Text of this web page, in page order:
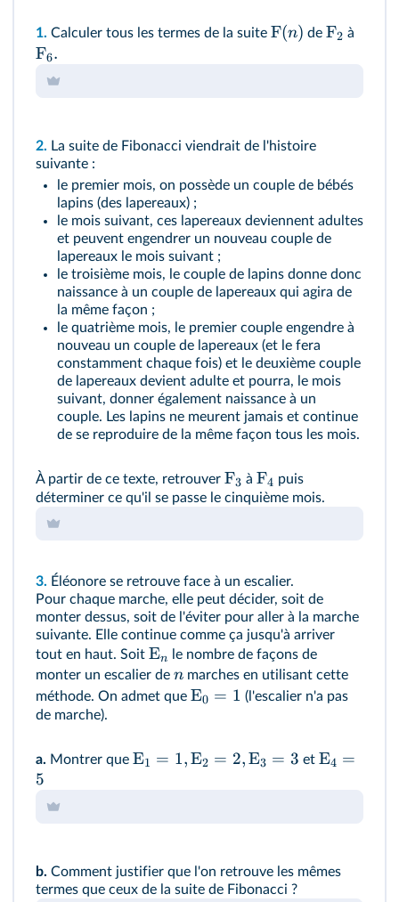
1. Calculer tous les termes de la suite F(n) de F2 à
F6.
2. La suite de Fibonacci viendrait de l'histoire
suivante :
le premier mois, on possède un couple de bébés
lapins (des lapereaux) ;
le mois suivant, ces lapereaux deviennent adultes
et peuvent engendrer un nouveau couple de
lapereaux le mois suivant ;
le troisième mois, le couple de lapins donne donc
naissance à un couple de lapereaux qui agira de
la même façon ;
le quatrième mois, le premier couple engendre à
nouveau un couple de lapereaux (et le fera
constamment chaque fois) et le deuxième couple
de lapereaux devient adulte et pourra, le mois
suivant, donner également naissance à un
couple. Les lapins ne meurent jamais et continue
de se reproduire de la même façon tous les mois.
À partir de ce texte, retrouver F3 à F4 puis
déterminer ce qu'il se passe le cinquième mois.
3. Éléonore se retrouve face à un escalier.
Pour chaque marche, elle peut décider, soit de
monter dessus, soit de l'éviter pour aller à la marche
suivante. Elle continue comme ça jusqu'à arriver
tout en haut. Soit En
le nombre de façons de
monter un escalier de n marches en utilisant cette
méthode. On admet que E0 = 1 (l'escalier n'a pas
de marche).
a. Montrer que E1 = 1,E2 = 2,E3 = 3 et E4 =
5
b. Comment justifier que l'on retrouve les mêmes
termes que ceux de la suite de Fibonacci ?